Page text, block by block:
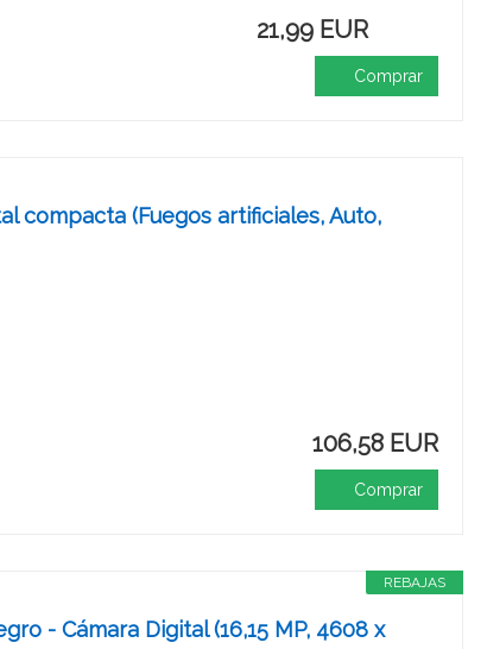
21,99 EUR
Comprar
compacta (Fuegos artificiales, Auto,
106,58 EUR
Comprar
REBAJAS
- Cámara Digital (16,15 MP, 4608 x